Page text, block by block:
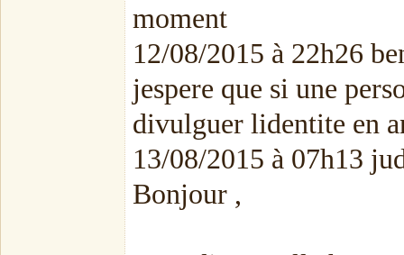
moment
12/08/2015 à 22h26
jespere que si une
divulguer lidentite en
13/08/2015 à 07h13
Bonjour ,